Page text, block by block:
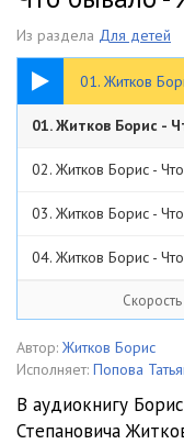
Из раздела Для детей
01. Житков
06:57
01. Житков Борис -
02. Житков Борис -
03. Житков Борис -
04. Житков Борис -
05. Житков Борис -
06. Житков Борис -
07. Житков Борис -
08. Житков Борис -
Скорость
Автор: Житков Борис
Исполняет: Попова
В аудиокнигу
Степановича